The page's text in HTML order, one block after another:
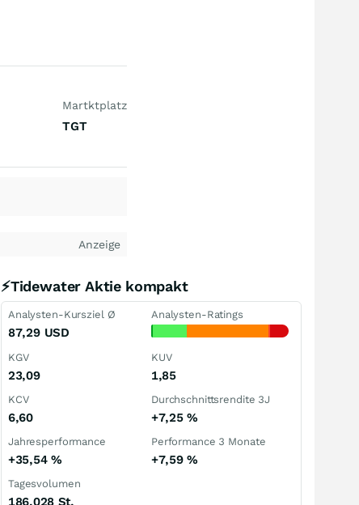
Martktplatz
TGT
Anzeige
⚡Tidewater Aktie kompakt
Analysten-Kursziel Ø
87,29 USD
Analysten-Ratings
KGV
23,09
KUV
1,85
KCV
6,60
Durchschnittsrendite 3J
+7,25%
Jahresperformance
+35,54 %
Performance 3 Monate
+7,59%
Tagesvolumen
186.028 St.